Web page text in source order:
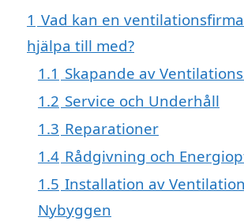
1 Vad kan en
hjälpa till med?
1.1 Skapande av
1.2 Service och Underhåll
1.3 Reparationer
1.4 Rådgivning och
1.5 Installation av
Nybyggen